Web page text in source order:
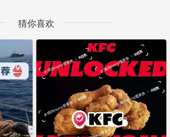
猜你喜欢